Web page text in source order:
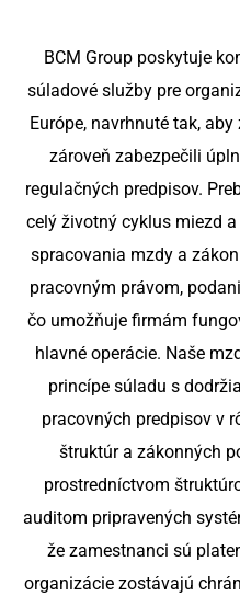
BCM Group poskytuje
súladové služby pre
Európe, navrhnuté tak,
zároveň zabezpečili
regulačných predpisov.
celý životný cyklus miezd
spracovania mzdy a
pracovným právom,
čo umožňuje firmám
hlavné operácie. Naše
princípe súladu s
pracovných predpisov v
štruktúr a zákonných
prostredníctvom
auditom pripravených
že zamestnanci sú
organizácie zostávajú